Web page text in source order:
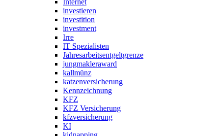
Internet
investieren
investition
investment
Irre
IT Spezialisten
Jahresarbeitsentgeltgrenze
jungmakleraward
kallmünz
katzenversicherung
Kennzeichnung
KFZ
KFZ Versicherung
kfzversicherung
KI